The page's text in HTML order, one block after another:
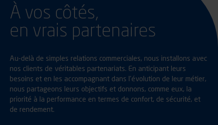
À vos côtés,
en vrais partenaires
Au-delà de simples relations commerciales, nous installons avec
nos clients de véritables partenariats. En anticipant leurs
besoins et en les accompagnant dans l’évolution de leur métier,
nous partageons leurs objectifs et donnons, comme eux, la
priorité à la performance en termes de confort, de sécurité, et
de rendement.